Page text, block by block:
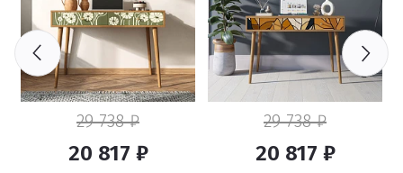
29 738 ₽
20 817 ₽
29 738 ₽
20 817 ₽